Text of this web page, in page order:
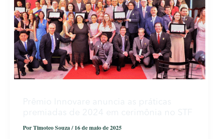
Prêmio Innovare anuncia as práticas
premiadas de 2024 em cerimônia no STF
PorTimoteo Souza/16 de maio de 2025